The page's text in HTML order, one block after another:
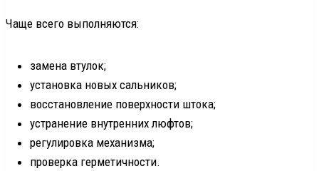
Чаще всего выполняются:
замена втулок;
установка новых сальников;
восстановление поверхности штока;
устранение внутренних люфтов;
регулировка механизма;
проверка герметичности.